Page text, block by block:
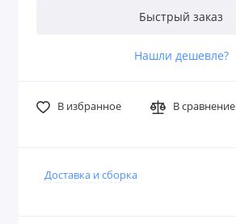
Быстрый заказ
Нашли дешевле?
В избранное В сравнение
Доставка и сборка